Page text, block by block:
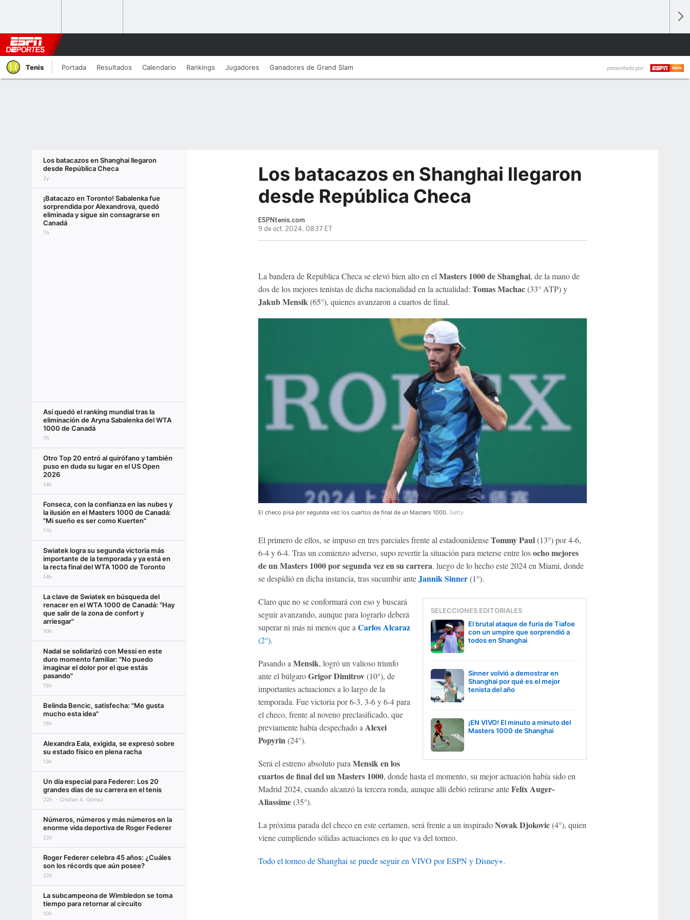
Tenis Portada Resultados Calendario Rankings Jugadores Ganadores de Grand Slam
Los batacazos en Shanghai llegaron
desde República Checa
2y
¡Batacazo en Toronto! Sabalenka fue
sorprendida por Alexandrova, quedó
eliminada y sigue sin consagrarse en
Canadá
7h
Así quedó el ranking mundial tras la
eliminación de Aryna Sabalenka del WTA
1000 de Canadá
7h
Otro Top 20 entró al quirófano y también
puso en duda su lugar en el US Open
2026
14h
Fonseca, con la confianza en las nubes y
la ilusión en el Masters 1000 de Canadá:
"Mi sueño es ser como Kuerten"
11h
Swiatek logra su segunda victoria más
importante de la temporada y ya está en
la recta final del WTA 1000 de Toronto
14h
La clave de Swiatek en búsqueda del
renacer en el WTA 1000 de Canadá: "Hay
que salir de la zona de confort y
arriesgar"
10h
Nadal se solidarizó con Messi en este
duro momento familiar: "No puedo
imaginar el dolor por el que estás
pasando"
15h
Belinda Bencic, satisfecha: "Me gusta
mucho esta idea"
15h
Alexandra Eala, exigida, se expresó sobre
su estado físico en plena racha
13h
Un día especial para Federer: Los 20
grandes días de su carrera en el tenis
22h Cristian A. Gómez
Números, números y más números en la
enorme vida deportiva de Roger Federer
22h
Roger Federer celebra 45 años: ¿Cuáles
son los récords que aún posee?
22h
La subcampeona de Wimbledon se toma
tiempo para retornar al circuito
10h
Los batacazos en Shanghai llegaron
desde República Checa
ESPNtenis.com
9 de oct, 2024, 08:37 ET
La bandera de República Checa se elevó bien alto en el Masters 1000 de Shanghai, de la mano de
dos de los mejores tenistas de dicha nacionalidad en la actualidad: Tomas Machac(33° ATP) y
Jakub Mensik (65°), quienes avanzaron a cuartos de final.
El checo pisa por segunda vez los cuartos de final de un Masters 1000. Getty
El primero de ellos, se impuso en tres parciales frente al estadounidenseTommy Paul(13°) por 4-6,
6-4 y 6-4. Tras un comienzo adverso, supo revertir la situación para meterse entre losocho mejores
de un Masters 1000 por segunda vez en su carrera. luego de lo hecho este 2024 en Miami, donde
se despidió en dicha instancia, tras sucumbir ante Jannik Sinner(1°).
SELECCIONES EDITORIALES
El brutal ataque de furia de Tiafoe
con un umpire que sorprendió a
todos en Shanghai
Sinner volvió a demostrar en
Shanghai por qué es el mejor
tenista del año
¡EN VIVO! El minuto a minuto del
Masters 1000 de Shanghai
Claro que no se conformará con eso y buscará
seguir avanzando, aunque para lograrlo deberá
superar ni más ni menos que aCarlos Alcaraz
(2°).
Pasando aMensik, logró un valioso triunfo
ante el búlgaroGrigor Dimitrov(10°), de
importantes actuaciones a lo largo de la
temporada. Fue victoria por 6-3, 3-6 y 6-4 para
el checo, frente al noveno preclasificado, que
previamente había despechado aAlexei
Popyrin(24°).
Será el estreno absoluto paraMensiken los
cuartos de final del un Masters 1000, donde hasta el momento, su mejor actuación había sido en
Madrid 2024, cuando alcanzó la tercera ronda, aunque allí debió retirarse anteFelix Auger-
Aliassime(35°).
La próxima parada del checo en este certamen, será frente a un inspiradoNovak Djokovic(4°), quien
viene cumpliendo sólidas actuaciones en lo que va del torneo.
Todo el torneo de Shanghai se puede seguir en VIVO por ESPN y Disney+.